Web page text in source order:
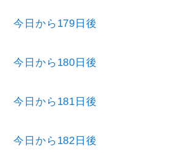
今日から179日後
今日から180日後
今日から181日後
今日から182日後